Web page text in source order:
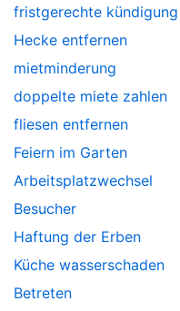
fristgerechte
Hecke entfernen
mietminderung
doppelte miete zahlen
fliesen entfernen
Feiern im Garten
Arbeitsplatzwechsel
Besucher
Haftung der Erben
Küche wasserschaden
Betreten